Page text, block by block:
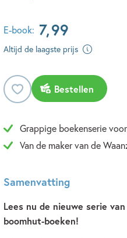
E-book: 7,99
Altijd de laagste prijs
Bestellen
Grappige boekenserie
Van de maker van de
Samenvatting
Lees nu de nieuwe serie
boomhut-boeken!